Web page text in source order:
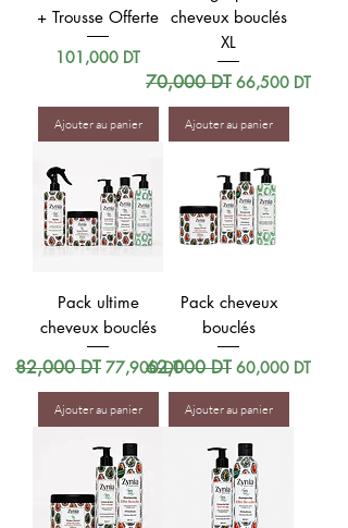
+ Trousse Offerte
Prix
101,000 DT
Ajouter au panier
cheveux bouclés
XL
Prix original
70,000 DT Prix promotionnel
66,500 DT
Ajouter au panier
Pack ultime
cheveux bouclés
Prix original
82,000 DT Prix promotionnel
77,900 DT
Ajouter au panier
Pack cheveux
bouclés
Prix original
62,000 DT Prix promotionnel
60,000 DT
Ajouter au panier